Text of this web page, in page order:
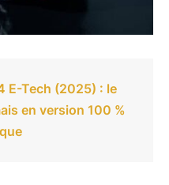
E-Tech (2025) : le
en version 100 %